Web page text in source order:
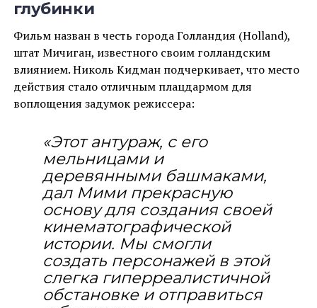
глубинки
Фильм назван в честь города Голландия (Holland),
штат Мичиган, известного своим голландским
влиянием. Николь Кидман подчеркивает, что место
действия стало отличным плацдармом для
воплощения задумок режиссера:
«Этот антураж, с его
мельницами и
деревянными башмаками,
дал Мими прекрасную
основу для создания своей
кинематографической
истории. Мы смогли
создать персонажей в этой
слегка гиперреалистичной
обстановке и отправиться